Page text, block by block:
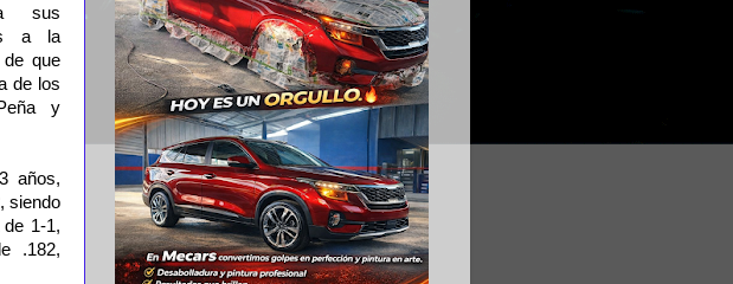
sus
a la
de que
de los
y
años,
siendo
1-1,
.182,